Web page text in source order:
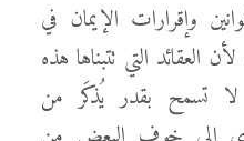
وإقرارات الإيمان في
العقائد التي تتبناها هذه
لا تسمح بقدر يُذكَر من